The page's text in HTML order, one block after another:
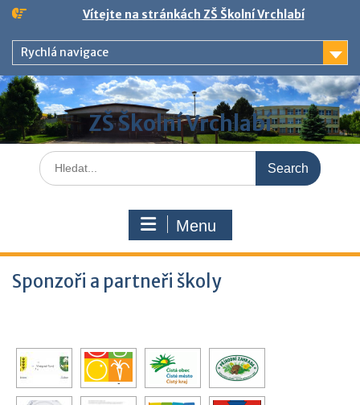
Skip
content
Vítejte na stránkách ZŠ Školní Vrchlabí
Rychlá navigace
ZŠ Školní Vrchlabí
Search
for:
Menu
Sponzoři a partneři školy